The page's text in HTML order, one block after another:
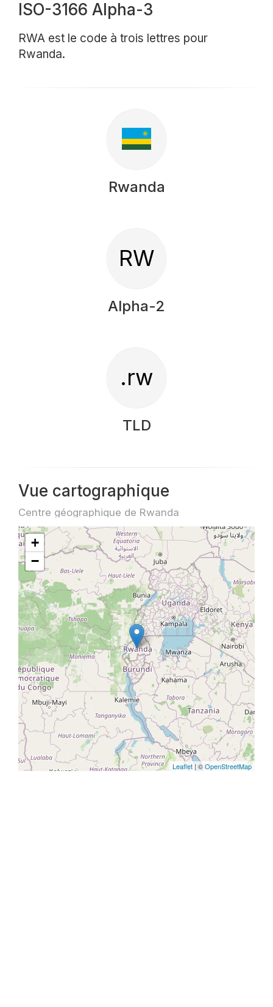
ISO-3166 Alpha-3
RWA est le code à trois lettres pour
Rwanda.
Rwanda
RW
Alpha-2
.rw
TLD
Vue cartographique
Centre géographique de Rwanda
+
−
Leaflet | ©OpenStreetMap